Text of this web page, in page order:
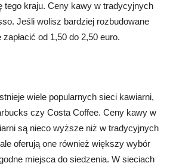
tego kraju. Ceny kawy w tradycyjnych
Jeśli wolisz bardziej rozbudowane
od 1,50 do 2,50 euro.
wiele popularnych sieci kawiarni,
czy Costa Coffee. Ceny kawy w
są nieco wyższe niż w tradycyjnych
oferują one również większy wybór
miejsca do siedzenia. W sieciach